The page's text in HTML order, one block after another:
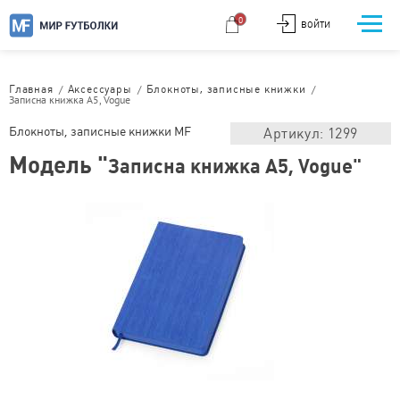
ВОЙТИ
0
Главная / Аксессуары / Блокноты, записные книжки /
Записна книжка А5, Vogue
Блокноты, записные книжки MF Артикул: 1299
Модель "Записна книжка А5, Vogue"